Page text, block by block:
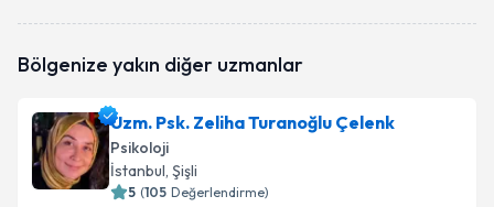
oluşturun. Size bu uzmandan randevu almanız için bir
E-posta Adresiniz
Bölgenize yakın diğer uzmanlar
Uzm. Psk. Zeliha Turanoğlu Çelenk
Psikoloji
İstanbul, Şişli
5 (105 Değerlendirme)